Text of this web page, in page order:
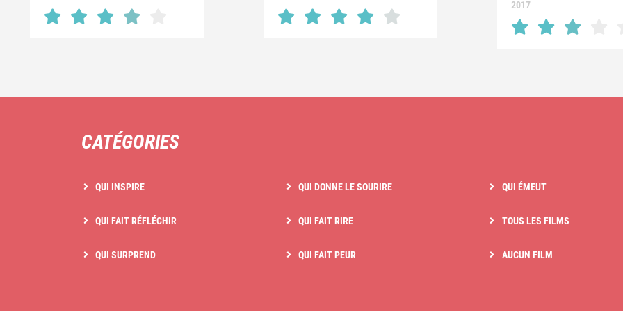
2017
CATÉGORIES
QUI INSPIRE
QUI FAIT RÉFLÉCHIR
QUI SURPREND
QUI DONNE LE SOURIRE
QUI FAIT RIRE
QUI FAIT PEUR
QUI ÉMEUT
TOUS LES FILMS
AUCUN FILM